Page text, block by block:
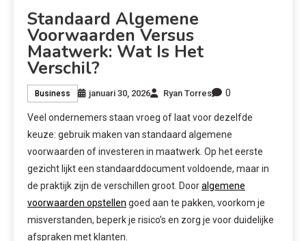
Standaard Algemene
Voorwaarden Versus
Maatwerk: Wat Is Het
Verschil?
Business januari 30, 2026 Ryan Torres 0
Veel ondernemers staan vroeg of laat voor dezelfde
keuze: gebruik maken van standaard algemene
voorwaarden of investeren in maatwerk. Op het eerste
gezicht lijkt een standaarddocument voldoende, maar in
de praktijk zijn de verschillen groot. Dooralgemene
voorwaarden opstellen goed aan te pakken, voorkom je
misverstanden, beperk je risico’s en zorg je voor duidelijke
afspraken met klanten.